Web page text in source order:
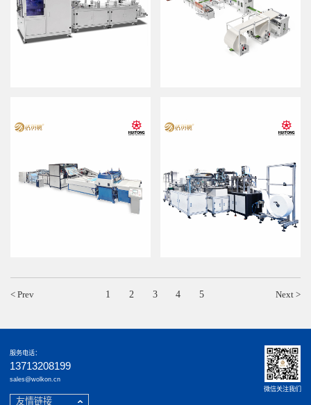
产能：5-20TON/DAY
产能：5-15pcs/min
产能：20-25pcs/min
< Prev 1 2 3 4 5 Next >